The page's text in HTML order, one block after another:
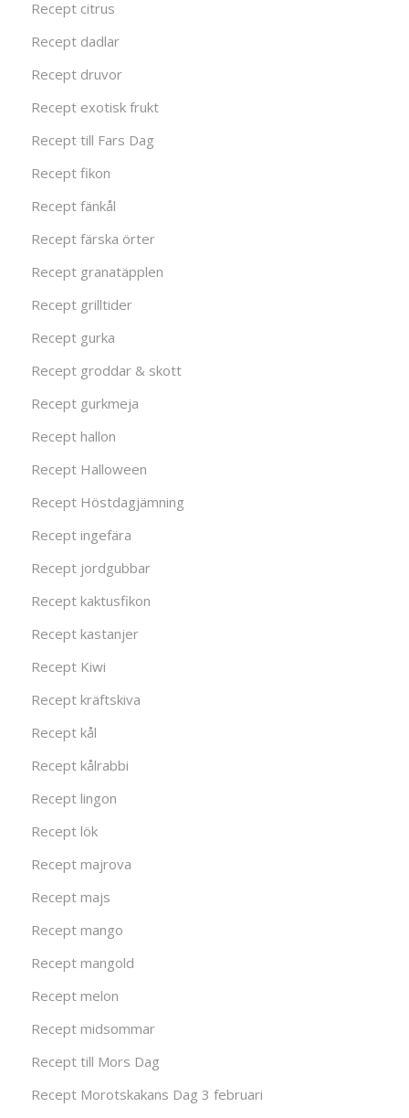
Recept citrus
Recept dadlar
Recept druvor
Recept exotisk frukt
Recept till Fars Dag
Recept fikon
Recept fänkål
Recept färska örter
Recept granatäpplen
Recept grilltider
Recept gurka
Recept groddar & skott
Recept gurkmeja
Recept hallon
Recept Halloween
Recept Höstdagjämning
Recept ingefära
Recept jordgubbar
Recept kaktusfikon
Recept kastanjer
Recept Kiwi
Recept kräftskiva
Recept kål
Recept kålrabbi
Recept lingon
Recept lök
Recept majrova
Recept majs
Recept mango
Recept mangold
Recept melon
Recept midsommar
Recept till Mors Dag
Recept Morotskakans Dag 3 februari